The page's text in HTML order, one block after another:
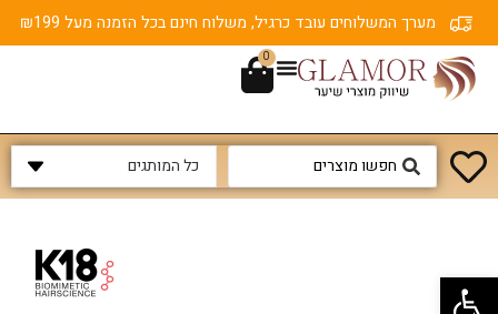
פתח סרגל נגישות
מערך המשלוחים עובד כרגיל, משלוח חינם בכל הזמנה מעל ₪199
0